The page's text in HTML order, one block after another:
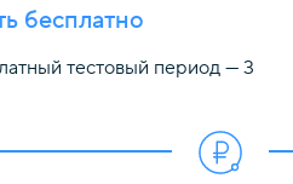
бесплатно
тестовый период — 3